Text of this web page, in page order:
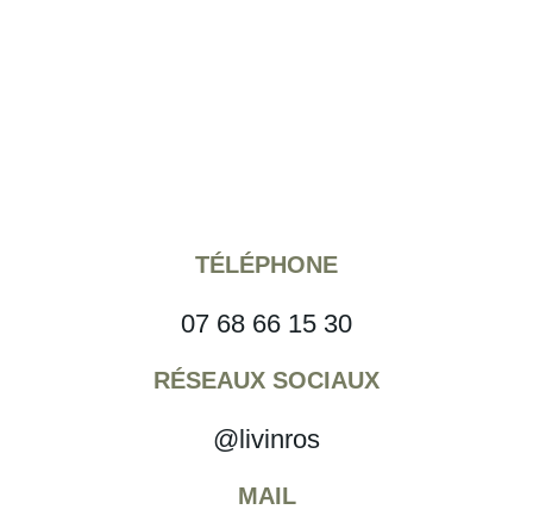
TÉLÉPHONE
07 68 66 15 30
RÉSEAUX SOCIAUX
@livinros
MAIL